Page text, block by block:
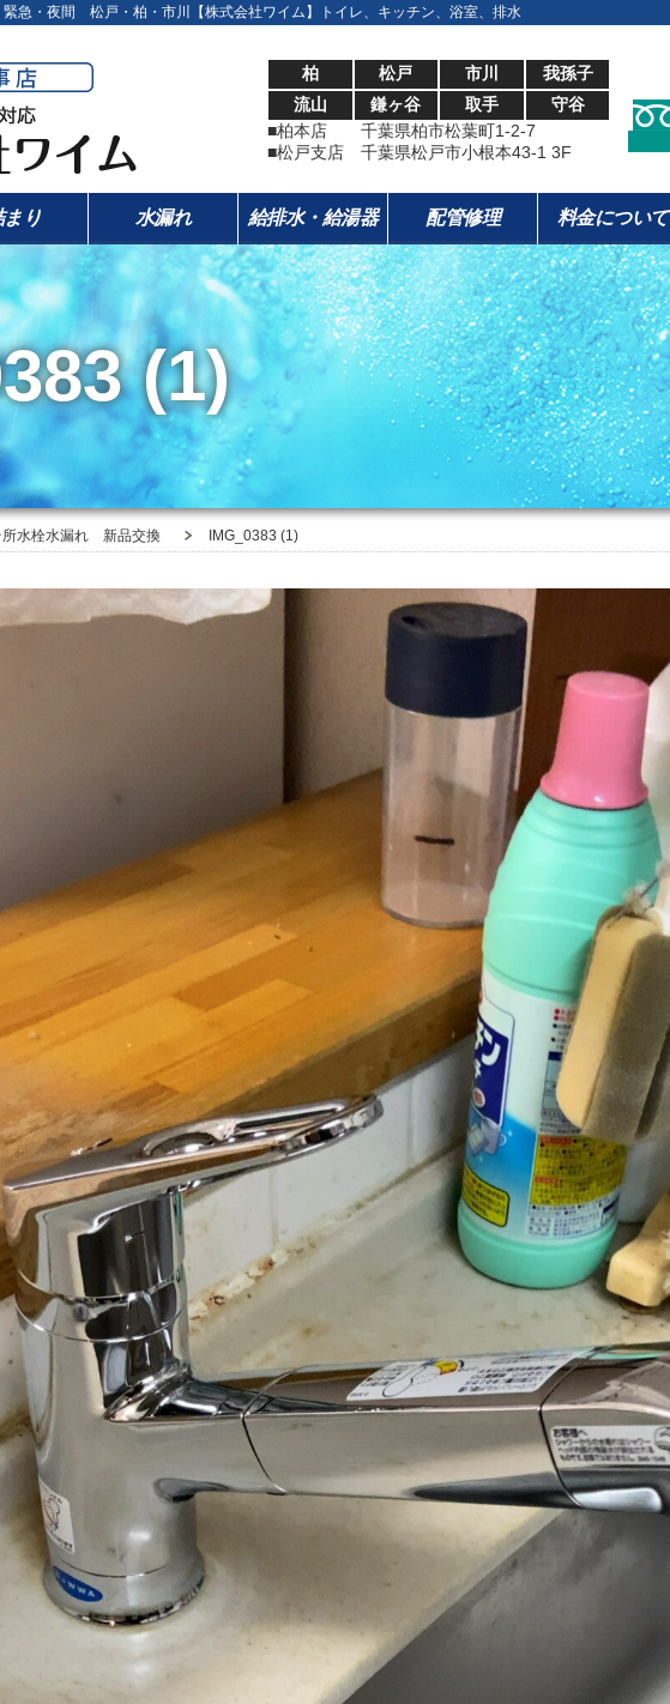
急・夜間 松戸・柏・市川【株式会社ワイム】トイレ、キッチン、浴室、排水
柏 松戸 市川
我孫子
流山
鎌ヶ谷 取手
守谷
■柏本店 千葉県柏市松葉町1-2-7
■松戸支店 千葉県松戸市小根本43-1 3F
まり 水漏れ 給排水・給湯器 配管修理 料金について
(1)
水栓水漏れ 新品交換 IMG_0383 (1)